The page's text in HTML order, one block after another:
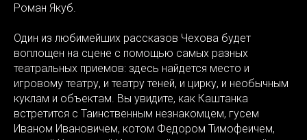
Роман Якуб.
Один из любимейших рассказов Чехова будет
воплощен на сцене с помощью самых разных
театральных приемов: здесь найдется место и
игровому театру, и театру теней, и цирку, и необычным
куклам и объектам. Вы увидите, как Каштанка
встретится с Таинственным незнакомцем, гусем
Иваном Ивановичем, котом Федором Тимофеичем,